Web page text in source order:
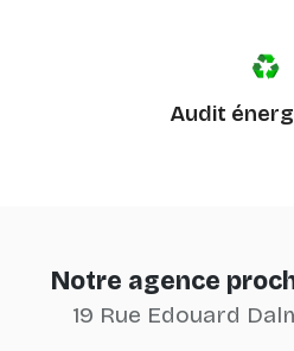
Audit
Notre agence
19 Rue Edouard